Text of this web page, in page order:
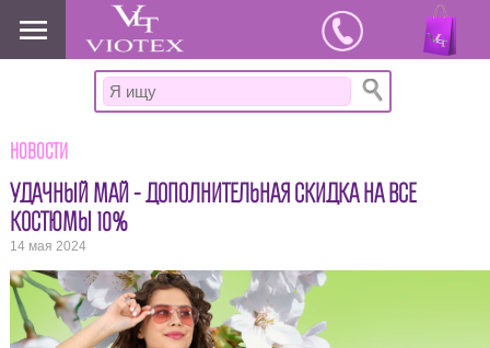
www.viotex37.ru
Новости
УДАЧНЫЙ МАЙ - ДОПОЛНИТЕЛЬНАЯ СКИДКА НА ВСЕ
КОСТЮМЫ 10%
14 мая 2024